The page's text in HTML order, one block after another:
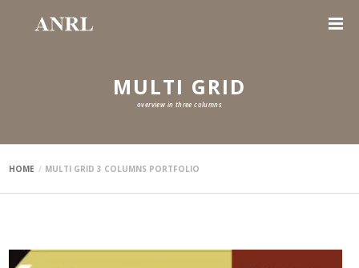
MULTI GRID
overview in three columns
HOME MULTI GRID 3 COLUMNS PORTFOLIO